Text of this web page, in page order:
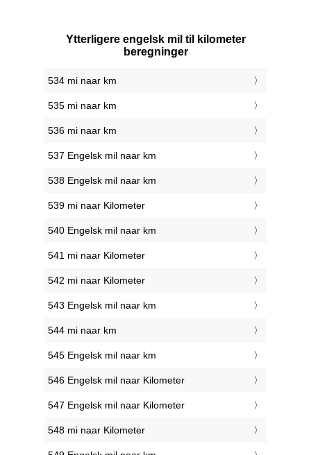
Ytterligere engelsk mil til kilometer
beregninger
534 mi naar km
535 mi naar km
536 mi naar km
537 Engelsk mil naar km
538 Engelsk mil naar km
539 mi naar Kilometer
540 Engelsk mil naar km
541 mi naar Kilometer
542 mi naar Kilometer
543 Engelsk mil naar km
544 mi naar km
545 Engelsk mil naar km
546 Engelsk mil naar Kilometer
547 Engelsk mil naar Kilometer
548 mi naar Kilometer